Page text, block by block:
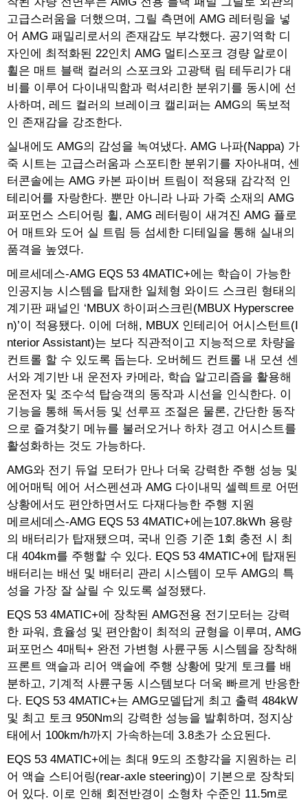
고급스러움을 더했으며, 그릴 측면에 AMG 레터링을 넣
어 AMG 패밀리로서의 존재감도 부각했다. 공기역학 디
자인에 최적화된 22인치 AMG 멀티스포크 경량 알로이
휠은 매트 블랙 컬러의 스포크와 고광택 림 테두리가 대
비를 이루어 다이내믹함과 럭셔리한 분위기를 동시에 선
사하며, 레드 컬러의 브레이크 캘리퍼는 AMG의 독보적
인 존재감을 강조한다.
실내에도 AMG의 감성을 녹여냈다. AMG 나파(Nappa) 가
죽 시트는 고급스러움과 스포티한 분위기를 자아내며, 센
터콘솔에는 AMG 카본 파이버 트림이 적용돼 감각적 인
테리어를 자랑한다. 뿐만 아니라 나파 가죽 소재의 AMG
퍼포먼스 스티어링 휠, AMG 레터링이 새겨진 AMG 플로
어 매트와 도어 실 트림 등 섬세한 디테일을 통해 실내의
품격을 높였다.
메르세데스-AMG EQS 53 4MATIC+에는 학습이 가능한
인공지능 시스템을 탑재한 일체형 와이드 스크린 형태의
계기판 패널인 ‘MBUX 하이퍼스크린(MBUX Hyperscree
n)’이 적용됐다. 이에 더해, MBUX 인테리어 어시스턴트(I
nterior Assistant)는 보다 직관적이고 지능적으로 차량을
컨트롤 할 수 있도록 돕는다. 오버헤드 컨트롤 내 모션 센
서와 계기반 내 운전자 카메라, 학습 알고리즘을 활용해
운전자 및 조수석 탑승객의 동작과 시선을 인식한다. 이
기능을 통해 독서등 및 선루프 조절은 물론, 간단한 동작
으로 즐겨찾기 메뉴를 불러오거나 하차 경고 어시스트를
활성화하는 것도 가능하다.
AMG와 전기 듀얼 모터가 만나 더욱 강력한 주행 성능 및
에어매틱 에어 서스펜션과 AMG 다이내믹 셀렉트로 어떤
상황에서도 편안하면서도 다재다능한 주행 지원
메르세데스-AMG EQS 53 4MATIC+에는107.8kWh 용량
의 배터리가 탑재됐으며, 국내 인증 기준 1회 충전 시 최
대 404km를 주행할 수 있다. EQS 53 4MATIC+에 탑재된
배터리는 배선 및 배터리 관리 시스템이 모두 AMG의 특
성을 가장 잘 살릴 수 있도록 설정됐다.
EQS 53 4MATIC+에 장착된 AMG전용 전기모터는 강력
한 파워, 효율성 및 편안함이 최적의 균형을 이루며, AMG
퍼포먼스 4매틱+ 완전 가변형 사륜구동 시스템을 장착해
프론트 액슬과 리어 액슬에 주행 상황에 맞게 토크를 배
분하고, 기계적 사륜구동 시스템보다 더욱 빠르게 반응한
다. EQS 53 4MATIC+는 AMG모델답게 최고 출력 484kW
및 최고 토크 950Nm의 강력한 성능을 발휘하며, 정지상
태에서 100km/h까지 가속하는데 3.8초가 소요된다.
EQS 53 4MATIC+에는 최대 9도의 조향각을 지원하는 리
어 액슬 스티어링(rear-axle steering)이 기본으로 장착되
어 있다. 이로 인해 회전반경이 소형차 수준인 11.5m로